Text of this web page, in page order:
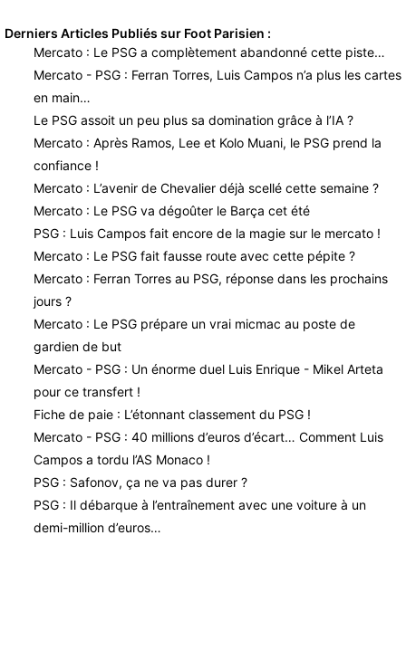
Derniers Articles Publiés sur Foot Parisien :
Mercato : Le PSG a complètement abandonné cette piste…
Mercato - PSG : Ferran Torres, Luis Campos n’a plus les cartes
en main…
Le PSG assoit un peu plus sa domination grâce à l’IA ?
Mercato : Après Ramos, Lee et Kolo Muani, le PSG prend la
confiance !
Mercato : L’avenir de Chevalier déjà scellé cette semaine ?
Mercato : Le PSG va dégoûter le Barça cet été
PSG : Luis Campos fait encore de la magie sur le mercato !
Mercato : Le PSG fait fausse route avec cette pépite ?
Mercato : Ferran Torres au PSG, réponse dans les prochains
jours ?
Mercato : Le PSG prépare un vrai micmac au poste de
gardien de but
Mercato - PSG : Un énorme duel Luis Enrique - Mikel Arteta
pour ce transfert !
Fiche de paie : L’étonnant classement du PSG !
Mercato - PSG : 40 millions d’euros d’écart… Comment Luis
Campos a tordu l’AS Monaco !
PSG : Safonov, ça ne va pas durer ?
PSG : Il débarque à l’entraînement avec une voiture à un
demi-million d’euros…